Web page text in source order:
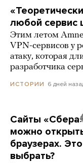
любой сервис
Этим летом
VPN-сервисов у
атаку, которая
разработчика
ИСТОРИИ 6 дней
Сайты
можно
браузерах.
выбрать?